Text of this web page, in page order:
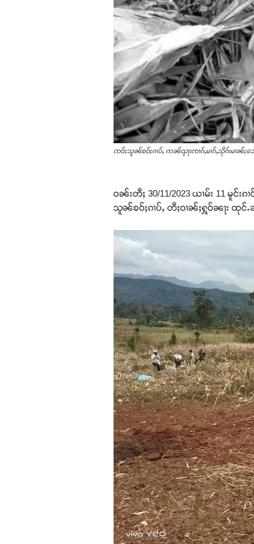
ၸဝ်ႈသူၼ်ၶဝ်ႈၵၢပ်ႇ ဢၼ်ၺႃးၸၢၵ်ႇမၢၵ်ႇသိုၵ်းမၢၼ်ႈ
ဝၼ်းတီႈ 30/11/2023 ယၢမ်း 11 မူင်
သူၼ်ၶဝ်ႈၵၢပ်ႇ တီႈဝၢၼ်ႈႁူဝ်ၼႃး ထုင်ႉ